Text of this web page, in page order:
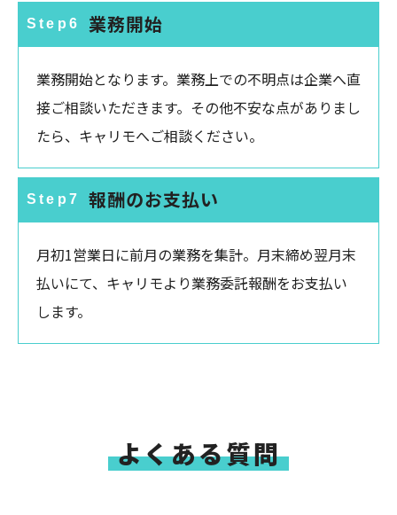
Step6 業務開始
業務開始となります。業務上での不明点は企業へ直
接ご相談いただきます。その他不安な点がありまし
たら、キャリモへご相談ください。
Step7 報酬のお支払い
月初1営業日に前月の業務を集計。月末締め翌月末
払いにて、キャリモより業務委託報酬をお支払い
します。
よくある質問